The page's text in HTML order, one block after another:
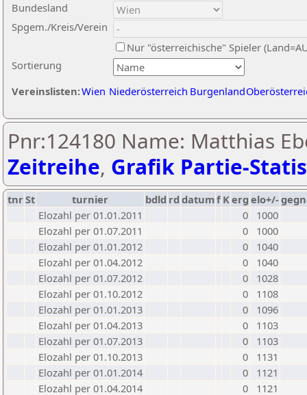
Sortierung
Bundesland
Spgem./Kreis/Verein
Nur "österreichische" Spieler
Vereinslisten:Wien Niederösterreich Burgenland
Pnr:124180 Name: Matthias
Zeitreihe, Grafik Partie-
tnrSt turnier bdld rd datumf Kerg elo+/-
Elozahl per 01.01.2011
0
1000
Elozahl per 01.07.2011
0
1000
Elozahl per 01.01.2012
0
1040
Elozahl per 01.04.2012
0
1040
Elozahl per 01.07.2012
0
1028
Elozahl per 01.10.2012
0
1108
Elozahl per 01.01.2013
0
1096
Elozahl per 01.04.2013
0
1103
Elozahl per 01.07.2013
0
1103
Elozahl per 01.10.2013
0
1131
Elozahl per 01.01.2014
0
1121
Elozahl per 01.04.2014
0
1121